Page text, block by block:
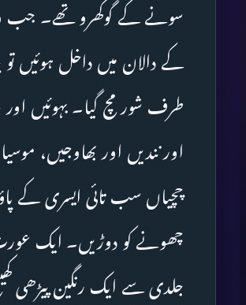
سونے کے گوکھرو تھے۔ جب
کے دالان میں داخل ہوئیں
طرف شور مچ گیا۔ بہوئیں اور
اور نندیں اور بھاوجیں،
چچیاں سب تائی ایسری کے
چھونے کو دوڑیں۔ ایک
جلدی سے ایک رنگین پیڑھی